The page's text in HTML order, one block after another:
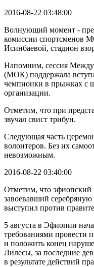
2016-08-22 03:48:00
Волнующий момент -
комиссии спортсменов
Исинбаевой, стадион
Напомним, сессия
(МОК) поддержала
чемпионки в прыжках с
организации.
Отметим, что при
звучал свист трибун.
Следующая часть
волонтеров. Без их
невозможным.
2016-08-22 03:40:00
Отметим, что
завоевавший
выступил против
5 августа в Эфиопии
требованиями провести
и положить конец
Лилесы, за последние
в результате действий